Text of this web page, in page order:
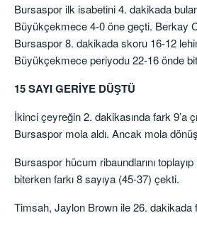
Bursaspor ilk isabetini 4. dakikada
Büyükçekmece 4-0 öne geçti. Berkay
Bursaspor 8. dakikada skoru 16-12
Büyükçekmece periyodu 22-16 önde
15 SAYI GERİYE DÜŞTÜ
İkinci çeyreğin 2. dakikasında fark 9’a
Bursaspor mola aldı. Ancak mola
Bursaspor hücum ribaundlarını
biterken farkı 8 sayıya (45-37) çekti.
Timsah, Jaylon Brown ile 26. dakikada